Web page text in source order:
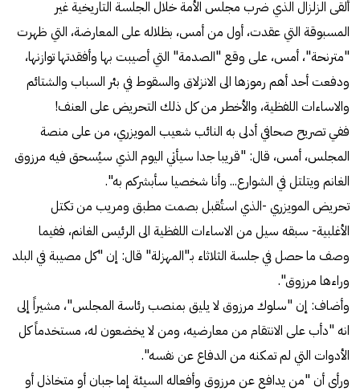
ألقى الزلزال الذي ضرب مجلس الأمة خلال الجلسة التاريخية غير
المسبوقة التي عقدت، أول من أمس، بظلاله على المعارضة، التي ظهرت
"مترنحة"، أمس، على وقع "الصدمة" التي أصيبت بها وأفقدتها توازنها،
ودفعت أحد أهم رموزها الى الانزلاق والسقوط في بئر السباب والشتائم
والاساءات اللفظية، والأخطر من كل ذلك التحريض على العنف!
ففي تصريح صحافي أدلى به النائب شعيب المويزري، من على منصة
المجلس، أمس، قال: "قريبا جدا سيأتي اليوم الذي سيُسحق فيه مرزوق
الغانم ويتلتل في الشوارع... وأنا شخصيا سأبشركم به".
تحريض المويزري -الذي استُقبل بصمت مطبق ومريب من تكتل
الأغلبية- سبقه سيل من الاساءات اللفظية الى الرئيس الغانم، ففيما
وصف ما حصل في جلسة الثلاثاء بـ"المهزلة" قال: إن "كل مصيبة في البلد
وراءها مرزوق".
وأضاف: إن "سلوك مرزوق لا يليق بمنصب رئاسة المجلس"، مشيراً إلى
انه "دأب على الانتقام من معارضيه، ومن لا يخضعون له، مستخدماً كل
الأدوات التي لم تمكنه من الدفاع عن نفسه".
ورأى أن "من يدافع عن مرزوق وأفعاله السيئة إما جبان أو متخاذل أو